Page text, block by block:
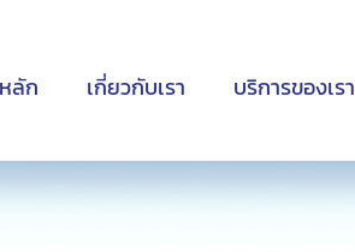
ลัก เกี่ยวกับเรา บริการของเรา